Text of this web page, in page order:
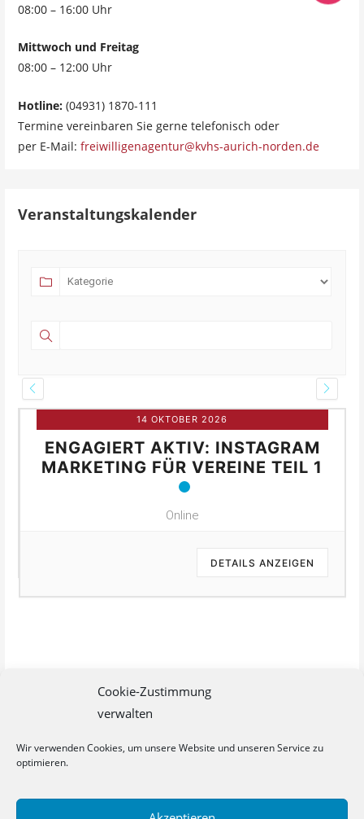
Cookie-Zustimmung
verwalten
Wir verwenden Cookies, um unsere Website und unseren Service zu
optimieren.
08:00 – 16:00 Uhr
Mittwoch und Freitag
08:00 – 12:00 Uhr
Hotline: (04931) 1870-111
Termine vereinbaren Sie gerne telefonisch oder
per E-Mail:freiwilligenagentur@kvhs-aurich-norden.de
Veranstaltungskalender
14 OKTOBER 2026
ENGAGIERT AKTIV: INSTAGRAM
MARKETING FÜR VEREINE TEIL 1
Online
DETAILS ANZEIGEN